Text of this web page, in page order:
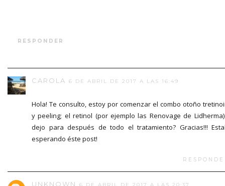
RESPONDER
CAROLA 6 DE ABRIL DE 2017 A LAS 16:49
Hola! Te consulto, estoy por comenzar el combo otoño
y peeling; el retinol (por ejemplo las Renovage de
dejo para después de todo el tratamiento? Gracias!!!
esperando éste post!
UNKNOWN 6 DE ABRIL DE 2017 A LAS 20:37